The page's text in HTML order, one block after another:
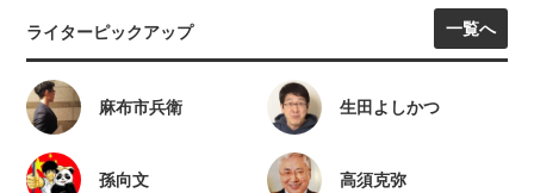
ライターピックアップ 一覧へ
麻布市兵衛 生田よしかつ
孫向文 高須克弥